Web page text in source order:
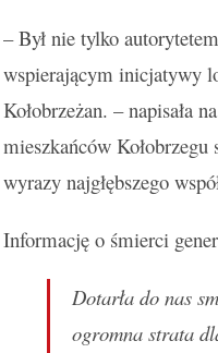
– Był nie tylko
wspierającym inicjatywy
Kołobrzeżan. – napisała
mieszkańców Kołobrzegu
wyrazy najgłębszego
Informację o śmierci
Dotarła do nas
ogromna strata